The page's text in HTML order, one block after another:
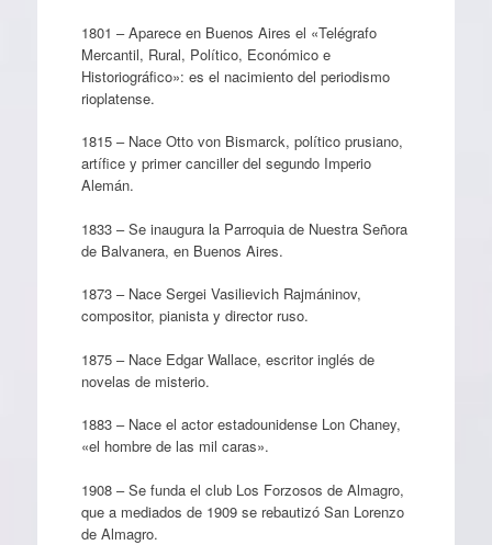
1801 – Aparece en Buenos Aires el «Telégrafo
Mercantil, Rural, Político, Económico e
Historiográfico»: es el nacimiento del periodismo
rioplatense.
1815 – Nace Otto von Bismarck, político prusiano,
artífice y primer canciller del segundo Imperio
Alemán.
1833 – Se inaugura la Parroquia de Nuestra Señora
de Balvanera, en Buenos Aires.
1873 – Nace Sergei Vasilievich Rajmáninov,
compositor, pianista y director ruso.
1875 – Nace Edgar Wallace, escritor inglés de
novelas de misterio.
1883 – Nace el actor estadounidense Lon Chaney,
«el hombre de las mil caras».
1908 – Se funda el club Los Forzosos de Almagro,
que a mediados de 1909 se rebautizó San Lorenzo
de Almagro.